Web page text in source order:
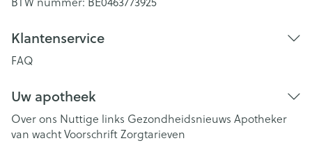
Klantenservice
FAQ
Uw apotheek
Over ons Nuttige links Gezondheidsnieuws Apotheker
van wachtVoorschriftZorgtarieven